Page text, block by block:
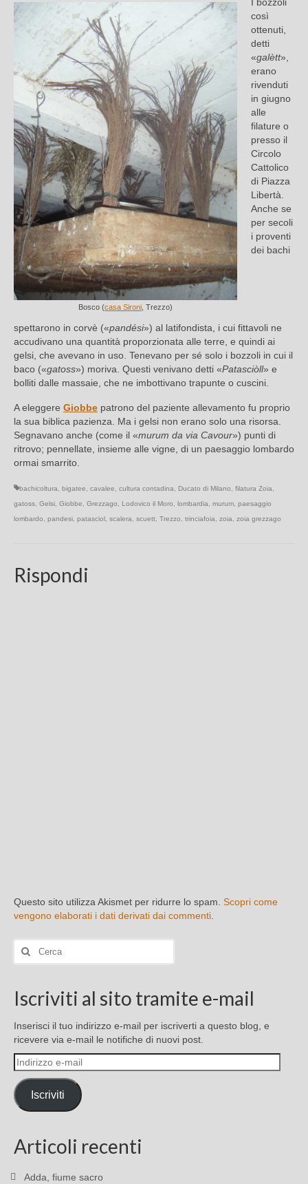
Bosco (casa Sironi, Trezzo)
così
ottenuti,
detti
«galètt»,
erano
rivenduti
in giugno
alle
filature o
presso il
Circolo
Cattolico
di Piazza
Libertà.
Anche se
per secoli
i proventi
dei bachi
spettarono in corvè («pandési») al latifondista, i cui fittavoli ne
accudivano una quantità proporzionata alle terre, e quindi ai
gelsi, che avevano in uso. Tenevano per sé solo i bozzoli in cui il
baco («gatoss») moriva. Questi venivano detti «Patasciòll» e
bolliti dalle massaie, che ne imbottivano trapunte o cuscini.
A eleggere Giobbe patrono del paziente allevamento fu proprio
la sua biblica pazienza. Ma i gelsi non erano solo una risorsa.
Segnavano anche (come il «murum da via Cavour») punti di
ritrovo; pennellate, insieme alle vigne, di un paesaggio lombardo
ormai smarrito.
bachicoltura, bigatee, cavalee, cultura contadina, Ducato di Milano, filatura Zoia,
gatoss, Gelsi, Giobbe, Grezzago, Lodovico il Moro, lombardia, murum, paesaggio
lombardo, pandesi, patasciol , scalera, scuett, Trezzo, trinciafoia, zoia, zoia grezzago
Rispondi
Questo sito utilizza Akismet per ridurre lo spam. Scopri come
vengono elaborati i dati derivati dai commenti.
Cerca:
Iscriviti al sito tramite e-mail
Inserisci il tuo indirizzo e-mail per iscriverti a questo blog, e
ricevere via e-mail le notifiche di nuovi post.
Indirizzo
e-
mail
Iscriviti
Articoli recenti
Adda, fiume sacro